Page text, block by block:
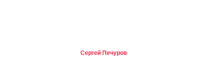
Сергей Печуров